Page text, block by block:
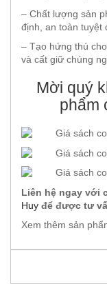
– Chất lượng sản
định, an toàn tuyệt
– Tạo hứng thú
và cất giữ chúng
Mời quý
phẩm
Liên hệ ngay với
Huy để được tư
Xem thêm sản